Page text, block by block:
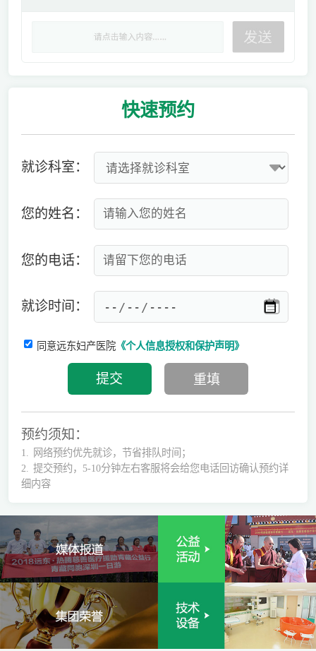
快速预约
就诊科室：
您的姓名：
您的电话：
就诊时间：
同意远东妇产医院《个人信息授权和保护声明》
预约须知：
1.
网络预约优先就诊，节省排队时间；
2.
提交预约，5-10分钟左右客服将会给您电话回访确认预约详
细内容